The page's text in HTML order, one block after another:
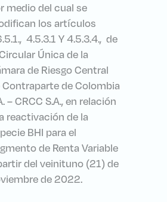
medio del cual se
los artículos
4.5.3.1 Y 4.5.3.4., de
Única de la
de Riesgo Central
Contraparte de Colombia
– CRCC S.A., en relación
reactivación de la
BHI para el
de Renta Variable
del veinituno (21) de
de 2022.